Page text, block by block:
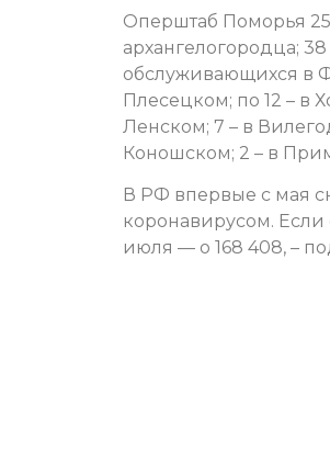
Оперштаб Поморья
архангелогородца;
обслуживающихся в
Плесецком; по 12 – в
Ленском; 7 – в
Коношском; 2 – в
В РФ впервые с мая
коронавирусом. Если
июля — о 168 408, –